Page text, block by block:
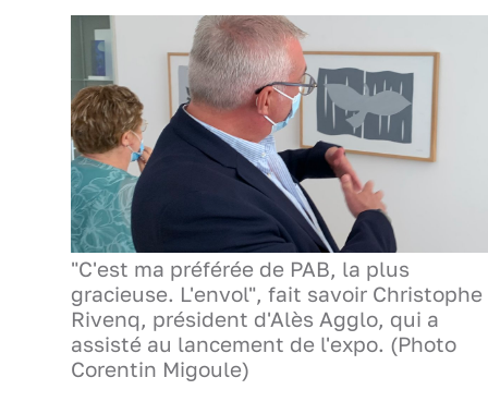
"C'est ma préférée de PAB, la plus
gracieuse. L'envol", fait savoir Christophe
Rivenq, président d'Alès Agglo, qui a
assisté au lancement de l'expo. (Photo
Corentin Migoule)